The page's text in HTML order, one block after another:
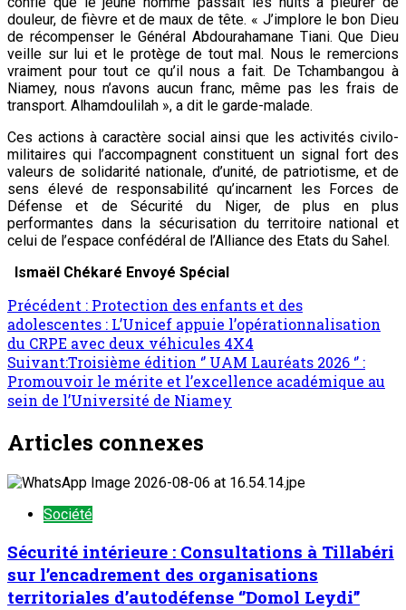
douleur, de fièvre et de maux de tête. « J’implore le bon Dieu
de récompenser le Général Abdourahamane Tiani. Que Dieu
veille sur lui et le protège de tout mal. Nous le remercions
vraiment pour tout ce qu’il nous a fait. De Tchambangou à
Niamey, nous n’avons aucun franc, même pas les frais de
transport. Alhamdoulilah », a dit le garde-malade.
Ces actions à caractère social ainsi que les activités civilo-
militaires qui l’accompagnent constituent un signal fort des
valeurs de solidarité nationale, d’unité, de patriotisme, et de
sens élevé de responsabilité qu’incarnent les Forces de
Défense et de Sécurité du Niger, de plus en plus
performantes dans la sécurisation du territoire national et
celui de l’espace confédéral de l’Alliance des Etats du Sahel.
Ismaël Chékaré Envoyé Spécial
Précédent : Protection des enfants et des
adolescentes : L’Unicef appuie l’opérationnalisation
du CRPE avec deux véhicules 4X4
Suivant:Troisième édition ‘’ UAM Lauréats 2026 ‘’ :
Promouvoir le mérite et l’excellence académique au
sein de l’Université de Niamey
Articles connexes
Société
Sécurité intérieure : Consultations à Tillabéri
sur l’encadrement des organisations
territoriales d’autodéfense ‘’Domol Leydi’’